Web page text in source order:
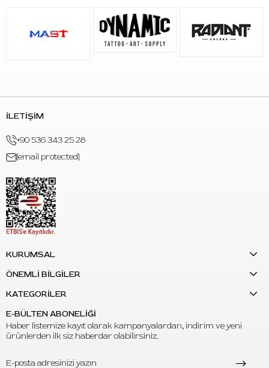
İLETİŞİM
+90 536 343 25 28
[email protected]
KURUMSAL
ÖNEMLİ BİLGİLER
KATEGORİLER
E-BÜLTEN ABONELİĞİ
Haber listemize kayıt olarak kampanyalardan, indirim ve yeni
ürünlerden ilk siz haberdar olabilirsiniz.